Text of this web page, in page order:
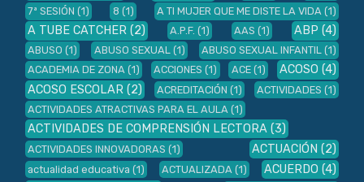
7ª SESIÓN (1) 8 (1) A TI MUJER QUE ME DISTE LA VIDA (1)
A TUBE CATCHER (2) A.P.F. (1) AAS (1) ABP (4)
ABUSO (1) ABUSO SEXUAL (1) ABUSO SEXUAL INFANTIL (1)
ACADEMIA DE ZONA (1) ACCIONES (1) ACE (1) ACOSO (4)
ACOSO ESCOLAR (2) ACREDITACIÓN (1) ACTIVIDADES (1)
ACTIVIDADES ATRACTIVAS PARA EL AULA (1)
ACTIVIDADES DE COMPRENSIÓN LECTORA (3)
ACTIVIDADES INNOVADORAS (1) ACTUACIÓN (2)
actualidad educativa (1) ACTUALIZADA (1) ACUERDO (4)